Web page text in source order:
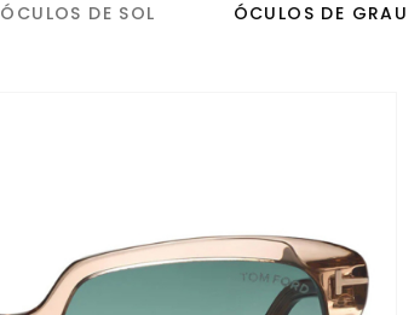
ÓCULOS DE SOL ÓCULOS DE GRAU